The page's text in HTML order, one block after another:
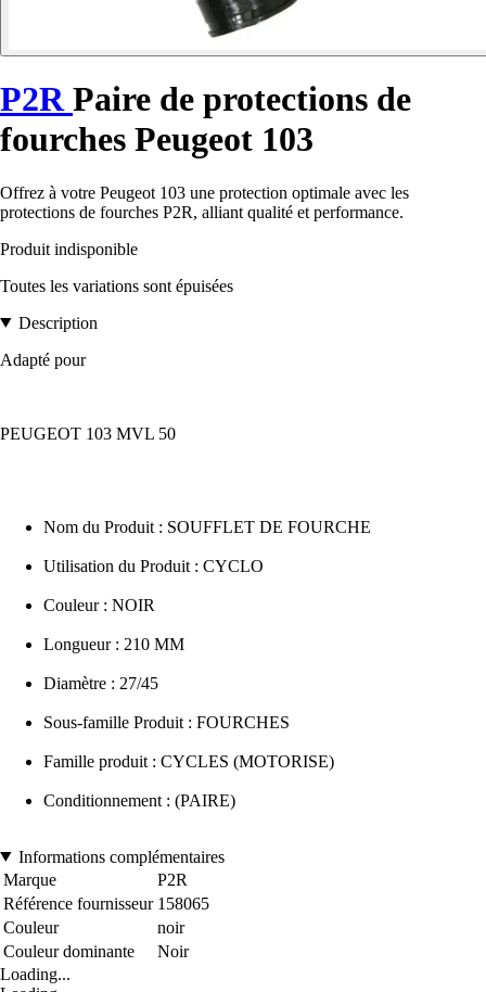
P2RPaire de protections de
fourches Peugeot 103
Offrez à votre Peugeot 103 une protection optimale avec les
protections de fourches P2R, alliant qualité et performance.
Produit indisponible
Toutes les variations sont épuisées
Description
Adapté pour
PEUGEOT 103 MVL 50
Nom du Produit : SOUFFLET DE FOURCHE
Utilisation du Produit : CYCLO
Couleur : NOIR
Longueur : 210 MM
Diamètre : 27/45
Sous-famille Produit : FOURCHES
Famille produit : CYCLES (MOTORISE)
Conditionnement : (PAIRE)
Informations complémentaires
Marque
P2R
Référence fournisseur 158065
Couleur
noir
Couleur dominante
Noir
Loading...